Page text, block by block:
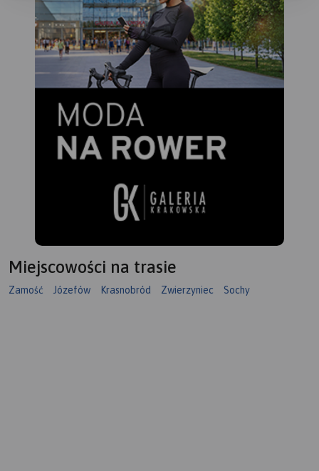
Miejscowości na trasie
Zamość Józefów Krasnobród Zwierzyniec Sochy